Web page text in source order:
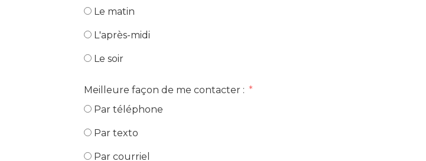
Le matin
L'après-midi
Le soir
Meilleure façon de me contacter :
Par téléphone
Par texto
Par courriel